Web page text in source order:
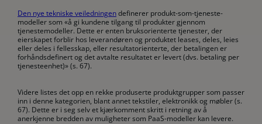
Den nye tekniske veiledningendefinerer produkt-som-tjeneste-
modeller som «å gi kundene tilgang til produkter gjennom
tjenestemodeller. Dette er enten bruksorienterte tjenester, der
eierskapet forblir hos leverandøren og produktet leases, deles, leies
eller deles i fellesskap, eller resultatorienterte, der betalingen er
forhåndsdefinert og det avtalte resultatet er levert (dvs. betaling per
tjenesteenhet)» (s. 67).
Videre listes det opp en rekke produserte produktgrupper som passer
inn i denne kategorien, blant annet tekstiler, elektronikk og møbler (s.
67). Dette er i seg selv et kjærkomment skritt i retning av å
anerkjenne bredden av muligheter som PaaS-modeller kan levere.